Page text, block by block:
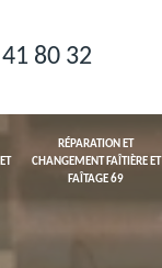
80 32
RÉPARATION ET
CHANGEMENT FAÎTIÈRE ET
FAÎTAGE 69